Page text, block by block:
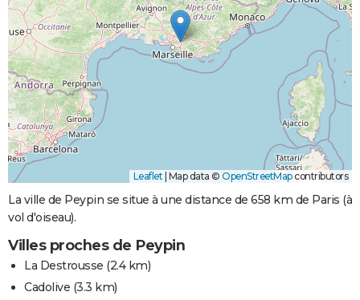
Leaflet Map data © OpenStreetMapcontributors
La ville de Peypin se situe à une distance de 658 km de Paris (à
vol d'oiseau).
Villes proches de Peypin
La Destrousse (2.4 km)
Cadolive (3.3 km)